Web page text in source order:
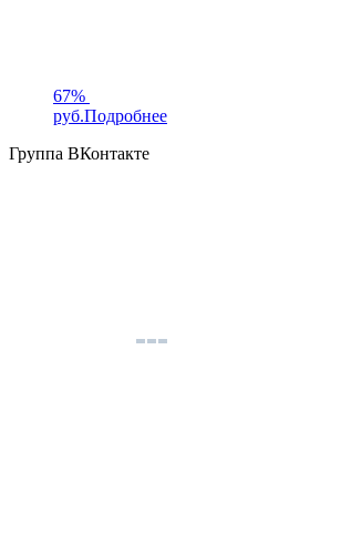
67%
руб.Подробнее
Группа ВКонтакте